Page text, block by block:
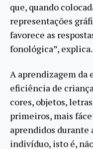
que, quando
representações
favorece as
fonológica”, explica.
A aprendizagem da
eficiência de
cores, objetos,
primeiros, mais
aprendidos durante
indivíduo, isto é,